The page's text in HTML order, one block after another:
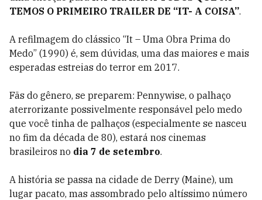
TEMOS O PRIMEIRO TRAILER DE “IT- A COISA”.
A refilmagem do clássico “It – Uma Obra Prima do
Medo” (1990) é, sem dúvidas, uma das maiores e mais
esperadas estreias do terror em 2017.
Fãs do gênero, se preparem: Pennywise, o palhaço
aterrorizante possivelmente responsável pelo medo
que você tinha de palhaços (especialmente se nasceu
no fim da década de 80), estará nos cinemas
brasileiros no dia 7 de setembro.
A história se passa na cidade de Derry (Maine), um
lugar pacato, mas assombrado pelo altíssimo número